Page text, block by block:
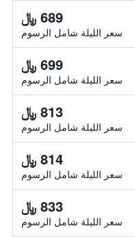
689 ﷼
سعر الليلة شامل الرسوم
699 ﷼
سعر الليلة شامل الرسوم
813 ﷼
سعر الليلة شامل الرسوم
814 ﷼
سعر الليلة شامل الرسوم
833 ﷼
سعر الليلة شامل الرسوم